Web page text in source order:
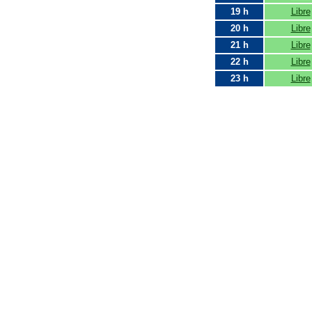
19 h
Libre
20 h
Libre
21 h
Libre
22 h
Libre
23 h
Libre